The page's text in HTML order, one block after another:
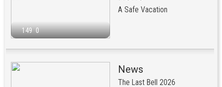
149 0
A Safe Vacation
News
The Last Bell 2026